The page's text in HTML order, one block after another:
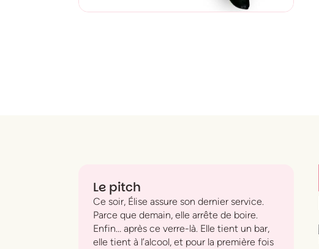
Le pitch
Ce soir, Élise assure son dernier service.
Parce que demain, elle arrête de boire.
Enfin… après ce verre-là. Elle tient un bar,
elle tient à l’alcool, et pour la première fois